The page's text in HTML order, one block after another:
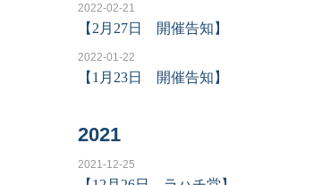
2022-02-21
【2月27日 開催告知】
2022-01-22
【1月23日 開催告知】
2021
2021-12-25